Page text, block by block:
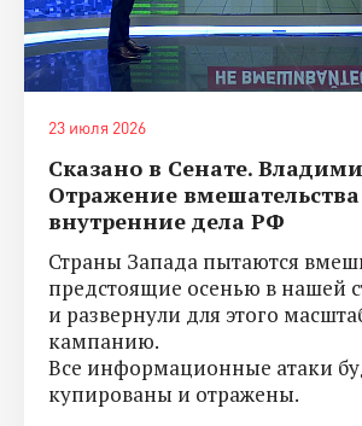
23 июля 2026
Сказано в Сенате.
Отражение
внутренние дела РФ
Страны Запада пытаются
предстоящие осенью в нашей
и развернули для этого
кампанию.
Все информационные атаки
купированы и отражены.